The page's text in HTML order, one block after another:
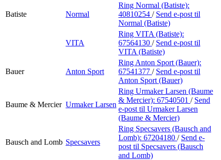
Batiste Normal
Ring Normal (Batiste):
40810254 / Send e-post til
Normal (Batiste)
VITA
Ring VITA (Batiste):
67564130 / Send e-post til
VITA (Batiste)
Bauer Anton Sport
Ring Anton Sport (Bauer):
67541377 / Send e-post til
Anton Sport (Bauer)
Baume & Mercier Urmaker Larsen
Ring Urmaker Larsen (Baume
& Mercier): 67540501 / Send
e-post til Urmaker Larsen
(Baume & Mercier)
Bausch and Lomb Specsavers
Ring Specsavers (Bausch and
Lomb): 67204180 / Send e-
post til Specsavers (Bausch
and Lomb)